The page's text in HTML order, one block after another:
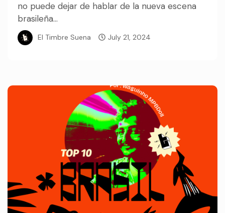
no puede dejar de hablar de la nueva escena
brasileña...
El Timbre Suena July 21, 2024